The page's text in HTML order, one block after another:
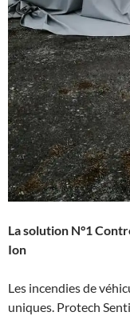
La solution N°1
Ion
Les incendies de
uniques. Protech